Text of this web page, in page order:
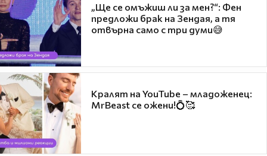
„Ще се омъжиш ли за мен?“: Фен
предложи брак на Зендая, а тя
отвърна само с три думи😅
Кралят на YouTube – младоженец:
MrBeast се ожени!💍🥰